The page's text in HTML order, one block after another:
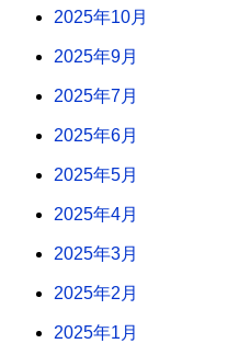
2025年10月
2025年9月
2025年7月
2025年6月
2025年5月
2025年4月
2025年3月
2025年2月
2025年1月